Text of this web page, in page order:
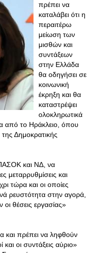
πρέπει να
καταλάβει ότι η
περαιτέρω
μείωση των
μισθών και
συντάξεων
στην Ελλάδα
θα οδηγήσει σε
κοινωνική
έκρηξη και θα
καταστρέψει
ολοκληρωτικά
από το Ηράκλειο, όπου
Δημοκρατικής
και ΝΔ, να
μεταρρυθμίσεις και
τώρα και οι οποίες
ρευστότητα στην αγορά,
θέσεις εργασίας»
και πρέπει να ληφθούν
οι συντάξεις αύριο»